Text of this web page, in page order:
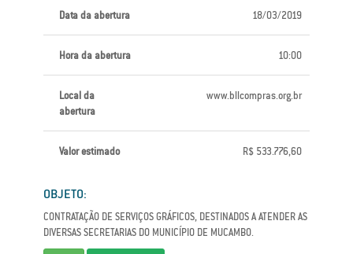
Data da abertura 18/03/2019
Hora da abertura 10:00
Local da
abertura
www.bllcompras.org.br
Valor estimado R$ 533.776,60
OBJETO:
CONTRATAÇÃO DE SERVIÇOS GRÁFICOS, DESTINADOS A ATENDER AS
DIVERSAS SECRETARIAS DO MUNICÍPIO DE MUCAMBO.